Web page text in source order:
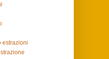
estrazioni